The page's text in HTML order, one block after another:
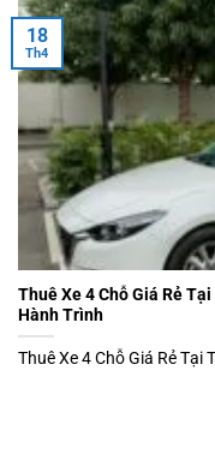
Thuê Xe 4 Chỗ Giá Rẻ
Hành Trình
Thuê Xe 4 Chỗ Giá Rẻ Tại
18
Th4